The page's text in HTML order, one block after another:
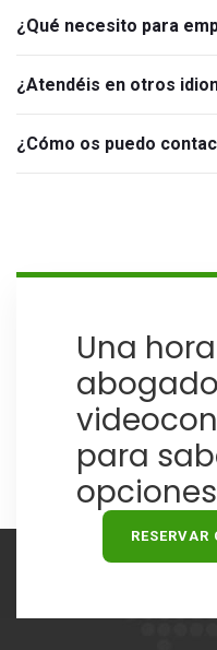
¿Qué necesito para
¿Atendéis en otros
¿Cómo os puedo
Una
para